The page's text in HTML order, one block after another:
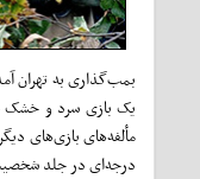
بمب‌گذاری به تهران
یک بازی سرد و خشک
مألفه‌های بازی‌های
درجه‌ای در جلد